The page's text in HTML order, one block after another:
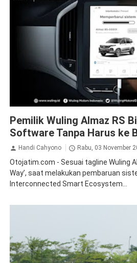
Pemilik Wuling Almaz RS
Software Tanpa Harus ke
Handi Cahyono Rabu, 03 November
Otojatim.com - Sesuai tagline Wuling
Way’, saat melakukan pembaruan
Interconnected Smart Ecosystem...